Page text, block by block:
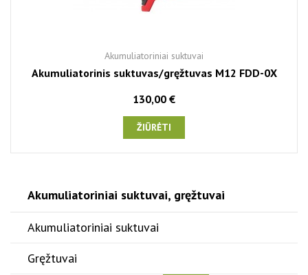
Akumuliatoriniai suktuvai
Akumuliatorinis suktuvas/gręžtuvas M12 FDD-0X
130,00 €
ŽIŪRĖTI
Akumuliatoriniai suktuvai, gręžtuvai
Akumuliatoriniai suktuvai
Gręžtuvai